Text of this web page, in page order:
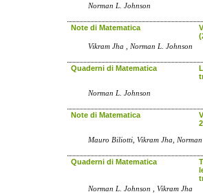
Norman L. Johnson
Note di Matematica
Vikram Jha , Norman L. Johnson
Quaderni di Matematica
Norman L. Johnson
Note di Matematica
Mauro Biliotti, Vikram Jha, Norman
Quaderni di Matematica
Norman L. Johnson , Vikram Jha